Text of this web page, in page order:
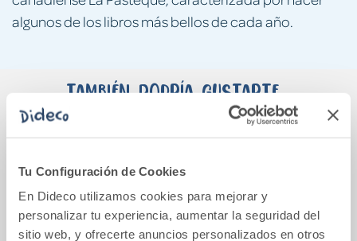
Tu Configuración de Cookies
En Dideco utilizamos cookies para mejorar y
personalizar tu experiencia, aumentar la seguridad del
sitio web, y ofrecerte anuncios personalizados en otros
algunos de los libros más bellos de cada año.
También podría gustarte...